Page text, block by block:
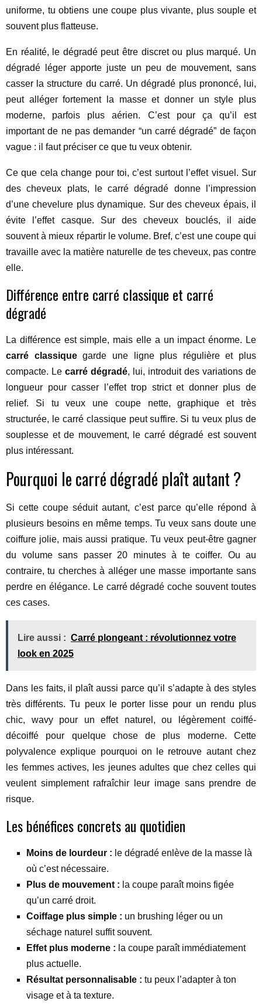
uniforme, tu obtiens une coupe plus vivante, plus souple et
souvent plus flatteuse.
En réalité, le dégradé peut être discret ou plus marqué. Un
dégradé léger apporte juste un peu de mouvement, sans
casser la structure du carré. Un dégradé plus prononcé, lui,
peut alléger fortement la masse et donner un style plus
moderne, parfois plus aérien. C’est pour ça qu’il est
important de ne pas demander “un carré dégradé” de façon
vague : il faut préciser ce que tu veux obtenir.
Ce que cela change pour toi, c’est surtout l’effet visuel. Sur
des cheveux plats, le carré dégradé donne l’impression
d’une chevelure plus dynamique. Sur des cheveux épais, il
évite l’effet casque. Sur des cheveux bouclés, il aide
souvent à mieux répartir le volume. Bref, c’est une coupe qui
travaille avec la matière naturelle de tes cheveux, pas contre
elle.
Différence entre carré classique et carré
dégradé
La différence est simple, mais elle a un impact énorme. Le
carré classiquegarde une ligne plus régulière et plus
compacte. Le carré dégradé, lui, introduit des variations de
longueur pour casser l’effet trop strict et donner plus de
relief. Si tu veux une coupe nette, graphique et très
structurée, le carré classique peut suffire. Si tu veux plus de
souplesse et de mouvement, le carré dégradé est souvent
plus intéressant.
Pourquoi le carré dégradé plaît autant ?
Si cette coupe séduit autant, c’est parce qu’elle répond à
plusieurs besoins en même temps. Tu veux sans doute une
coiffure jolie, mais aussi pratique. Tu veux peut-être gagner
du volume sans passer 20 minutes à te coiffer. Ou au
contraire, tu cherches à alléger une masse importante sans
perdre en élégance. Le carré dégradé coche souvent toutes
ces cases.
Lire aussi : Carré plongeant : révolutionnez votre
look en 2025
Dans les faits, il plaît aussi parce qu’il s’adapte à des styles
très différents. Tu peux le porter lisse pour un rendu plus
chic, wavy pour un effet naturel, ou légèrement coiffé-
décoiffé pour quelque chose de plus moderne. Cette
polyvalence explique pourquoi on le retrouve autant chez
les femmes actives, les jeunes adultes que chez celles qui
veulent simplement rafraîchir leur image sans prendre de
risque.
Les bénéfices concrets au quotidien
Moins de lourdeur : le dégradé enlève de la masse là
où c’est nécessaire.
Plus de mouvement : la coupe paraît moins figée
qu’un carré droit.
Coiffage plus simple : un brushing léger ou un
séchage naturel suffit souvent.
Effet plus moderne : la coupe paraît immédiatement
plus actuelle.
Résultat personnalisable : tu peux l’adapter à ton
visage et à ta texture.